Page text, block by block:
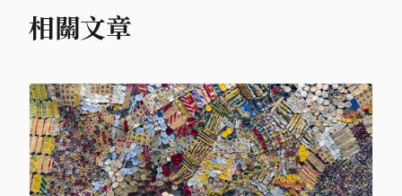
相關文章